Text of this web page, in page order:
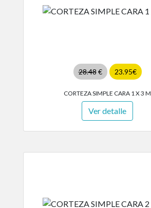
28.48€ 23.95€
CORTEZA SIMPLE CARA 1 X 3 M
Ver detalle